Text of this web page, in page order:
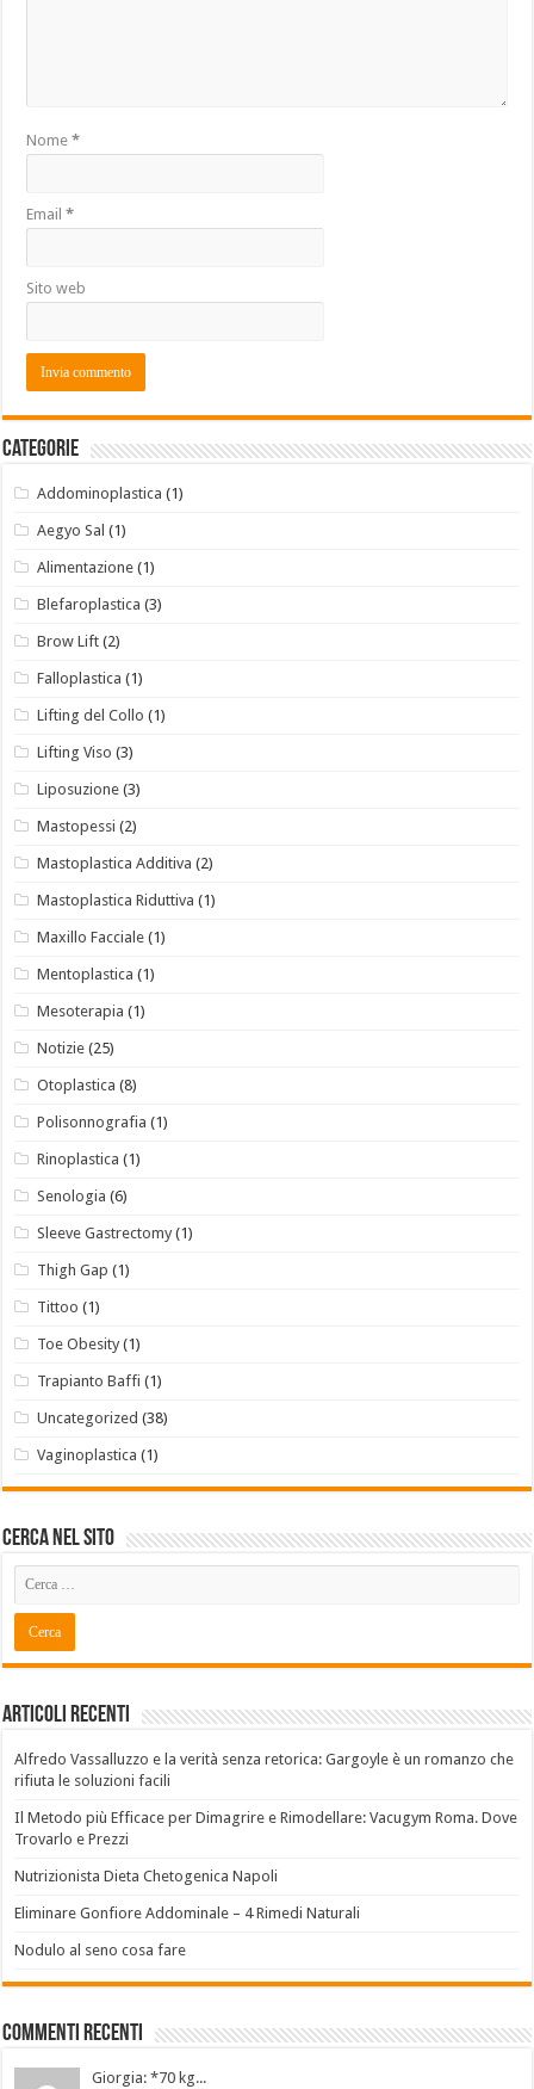
Nome*
Email*
Sito web
Categorie
Addominoplastica (1)
Aegyo Sal (1)
Alimentazione (1)
Blefaroplastica (3)
Brow Lift (2)
Falloplastica (1)
Lifting del Collo (1)
Lifting Viso (3)
Liposuzione (3)
Mastopessi (2)
Mastoplastica Additiva (2)
Mastoplastica Riduttiva (1)
Maxillo Facciale (1)
Mentoplastica (1)
Mesoterapia (1)
Notizie (25)
Otoplastica (8)
Polisonnografia (1)
Rinoplastica (1)
Senologia (6)
Sleeve Gastrectomy (1)
Thigh Gap (1)
Tittoo (1)
Toe Obesity (1)
Trapianto Baffi (1)
Uncategorized (38)
Vaginoplastica (1)
Cerca Nel Sito
Articoli recenti
Alfredo Vassalluzzo e la verità senza retorica: Gargoyle è un romanzo che
rifiuta le soluzioni facili
Il Metodo più Efficace per Dimagrire e Rimodellare: Vacugym Roma. Dove
Trovarlo e Prezzi
Nutrizionista Dieta Chetogenica Napoli
Eliminare Gonfiore Addominale – 4 Rimedi Naturali
Nodulo al seno cosa fare
Commenti Recenti
Giorgia: *70 kg...